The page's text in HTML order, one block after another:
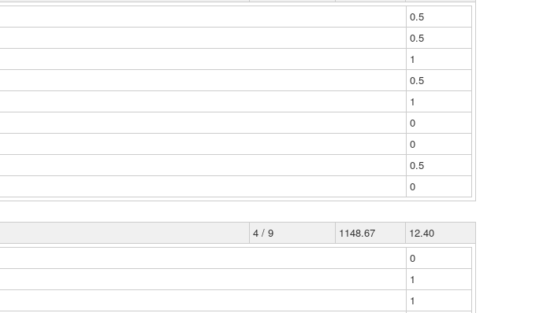
0.5
0.5
1
0.5
1
0
0
0.5
0
4 / 9 1148.67
12.40
0
1
1